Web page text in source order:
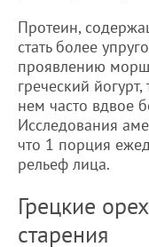
Протеин,
стать более
проявлению
греческий
нем часто вдвое
Исследования
что 1 порция
рельеф лица.
Грецкие
старения